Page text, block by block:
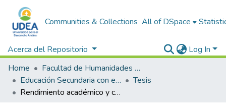
Communities & Collections All of DSpace
Acerca del Repositorio
Log In
Home
Facultad de Humanidades y Ciencias Sociales
Educación Secundaria con especialidad en lenguaje y literatura (Quechua - Castellana)
Tesis
Rendimiento académico y comunicación oral de quechua en estudiantes de secundaria de la I.E. Daniel Alcides Carrión, Occo, Anchonga - 2025